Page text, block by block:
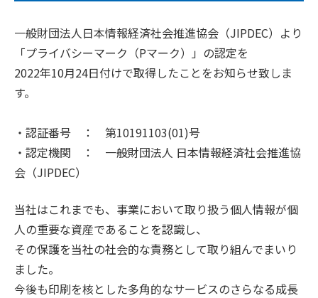
一般財団法人日本情報経済社会推進協会（JIPDEC）より
「プライバシーマーク（Pマーク）」の認定を
2022年10月24日付けで取得したことをお知らせ致しま
す。
・認証番号 ： 第10191103(01)号
・認定機関 ： 一般財団法人 日本情報経済社会推進協
会（JIPDEC）
当社はこれまでも、事業において取り扱う個人情報が個
人の重要な資産であることを認識し、
その保護を当社の社会的な責務として取り組んでまいり
ました。
今後も印刷を核とした多角的なサービスのさらなる成長